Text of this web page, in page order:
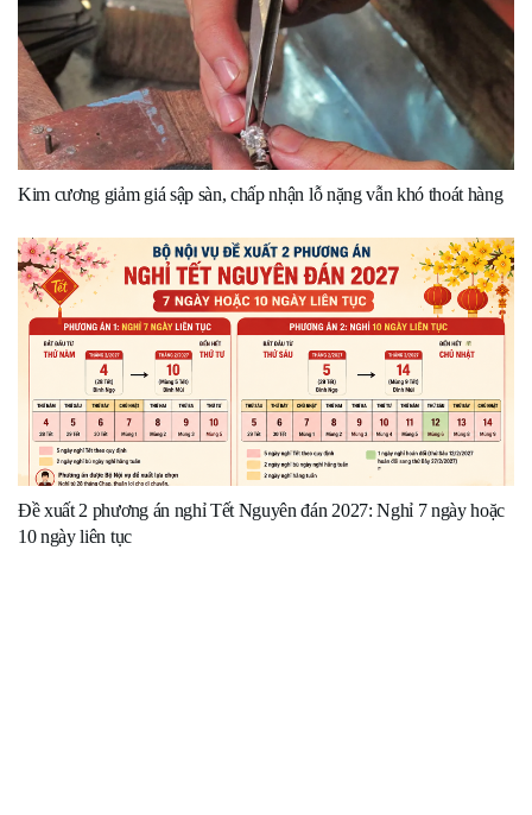
Kim cương giảm giá sập sàn, chấp nhận lỗ nặng vẫn khó thoát hàng
Đề xuất 2 phương án nghỉ Tết Nguyên đán 2027: Nghỉ 7 ngày hoặc
10 ngày liên tục